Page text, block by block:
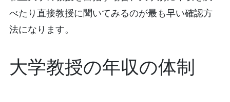
べたり直接教授に聞いてみるのが最も早い確認方
法になります。
大学教授の年収の体制